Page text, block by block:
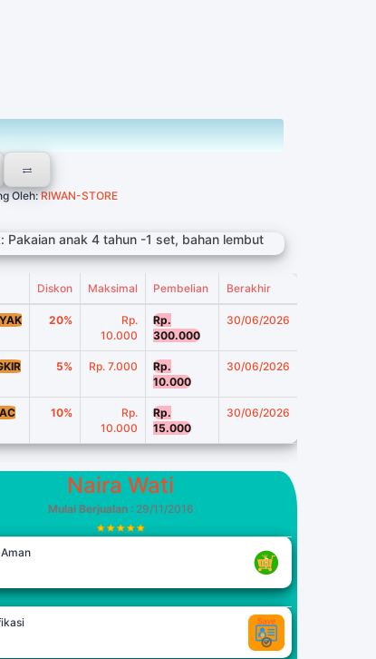
Oleh:RIWAN-STORE
Pakaian anak 4 tahun -1 set, bahan lembut
Diskon Maksimal Pembelian Berakhir
20%
Rp.
10.000
Rp.
300.000
30/06/2026
5% Rp. 7.000
Rp.
10.000
30/06/2026
10%
Rp.
10.000
Rp.
15.000
30/06/2026
Naira Wati
Mulai Berjualan: 29/11/2016